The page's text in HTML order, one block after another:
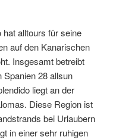
alltours für seine
auf den Kanarischen
Insgesamt betreibt
Spanien 28 allsun
liegt an der
Diese Region ist
bei Urlaubern
in einer sehr ruhigen